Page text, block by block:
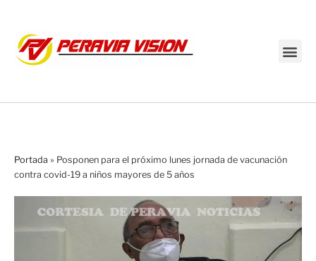
Portada » Posponen para el próximo lunes jornada de vacunación
contra covid-19 a niños mayores de 5 años